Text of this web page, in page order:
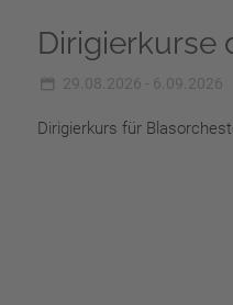
Dirigierkurse
29.08.2026 - 6.09.2026
Dirigierkurs für